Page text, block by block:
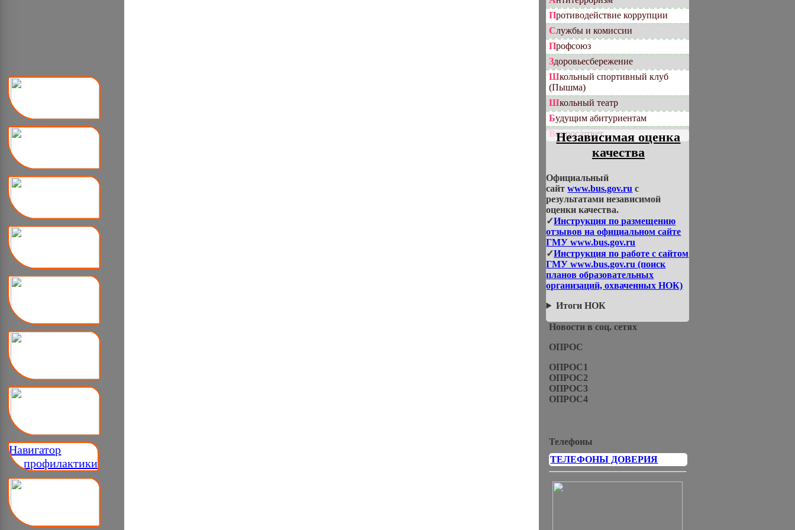
Навигатор
__ профилактики
Противодействие коррупции
Службы и комиссии
Профсоюз
Здоровьесбережение
Школьный спортивный клуб
(Пышма)
Школьный театр
Будущим абитуриентам
Вопрос/ответ
Независимая оценка
качества
Официальный
сайтwww.bus.gov.ru с
результатами независимой
оценки качества.
✓Инструкция по размещению
отзывов на официальном сайте
ГМУ www.bus.gov.ru
✓Инструкция по работе с сайтом
ГМУ www.bus.gov.ru (поиск
планов образовательных
организаций, охваченных НОК)
Итоги НОК
Новости в соц. сетях
ОПРОС
ОПРОС1
ОПРОС2
ОПРОС3
ОПРОС4
Телефоны
ТЕЛЕФОНЫ ДОВЕРИЯ